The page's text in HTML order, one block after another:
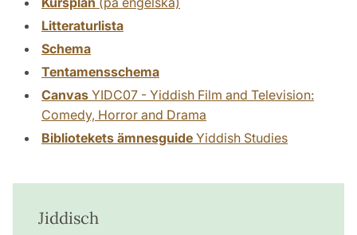
Litteraturlista
Schema
Tentamensschema
Canvas YIDC07 - Yiddish Film and Television:
Comedy, Horror and Drama
Bibliotekets ämnesguide Yiddish Studies
Jiddisch